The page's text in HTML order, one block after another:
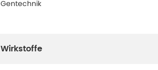
Gentechnik
Wirkstoffe